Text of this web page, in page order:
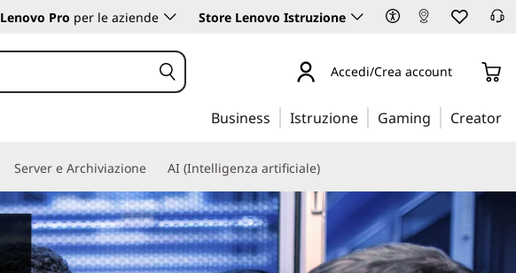
Lenovo Pro per le aziende Store Lenovo Istruzione
Accedi/Crea account
Business Istruzione Gaming Creator
Server e Archiviazione AI (Intelligenza artificiale)